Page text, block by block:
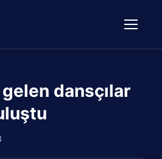
dansçılar